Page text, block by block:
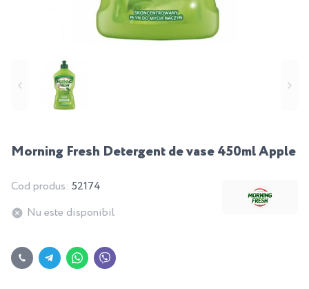
Morning Fresh Detergent de vase 450ml Apple
Cod produs: 52174
Nu este disponibil